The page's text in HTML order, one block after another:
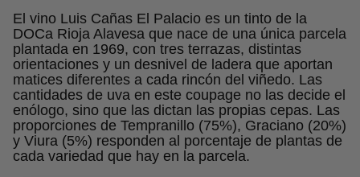
El vino Luis Cañas El Palacio es un tinto de la
DOCa Rioja Alavesa que nace de una única parcela
plantada en 1969, con tres terrazas, distintas
orientaciones y un desnivel de ladera que aportan
matices diferentes a cada rincón del viñedo. Las
cantidades de uva en este coupage no las decide el
enólogo, sino que las dictan las propias cepas. Las
proporciones de Tempranillo (75%), Graciano (20%)
y Viura (5%) responden al porcentaje de plantas de
cada variedad que hay en la parcela.